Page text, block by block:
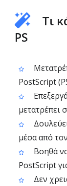
Τι
PS
PostScript
μετατρέπει
μέσα από
Βοηθά
PostScript
Δεν